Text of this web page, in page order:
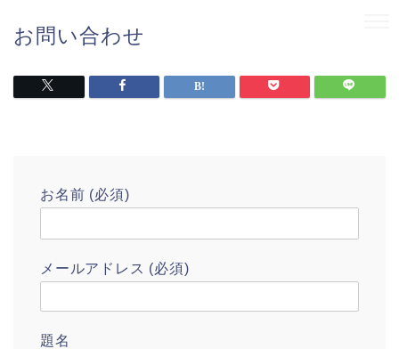
お問い合わせ
お名前 (必須)
メールアドレス (必須)
題名